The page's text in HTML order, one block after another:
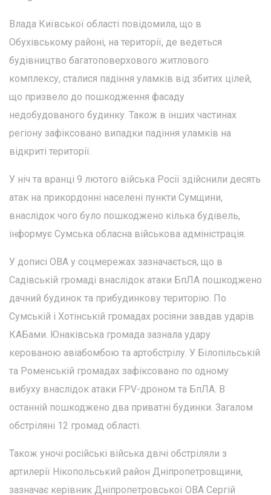
Влада Київської області повідомила, що в
Обухівському районі, на території, де ведеться
будівництво багатоповерхового житлового
комплексу, сталися падіння уламків від збитих цілей,
що призвело до пошкодження фасаду
недобудованого будинку. Також в інших частинах
регіону зафіксовано випадки падіння уламків на
відкриті території.
У ніч та вранці 9 лютого війська Росії здійснили десять
атак на прикордонні населені пункти Сумщини,
внаслідок чого було пошкоджено кілька будівель,
інформує Сумська обласна військова адміністрація.
У дописі ОВА у соцмережах зазначається, що в
Садівській громаді внаслідок атаки БпЛА пошкоджено
дачний будинок та прибудинкову територію. По
Сумській і Хотінській громадах росіяни завдав ударів
КАБами. Юнаківська громада зазнала удару
керованою авіабомбою та артобстрілу. У Білопільській
та Роменській громадах зафіксовано по одному
вибуху внаслідок атаки FPV-дроном та БпЛА. В
останній пошкоджено два приватні будинки. Загалом
обстріляні 12 громад області.
Також уночі російські війська двічі обстріляли з
артилерії Нікопольський район Дніпропетровщини,
зазначає керівник Дніпропетровської ОВА Сергій